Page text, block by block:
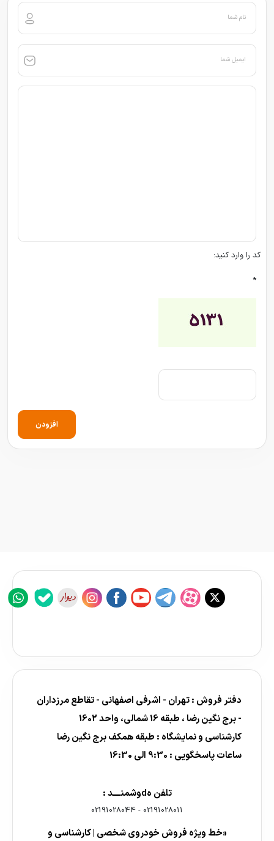
نام شما
ایمیل شما
کد را وارد کنید:
*
افزودن
دفتر فروش : تهران - اشرفی اصفهانی - تقاطع مرزداران
- برج نگین رضا ، طبقه 16 شمالی، واحد 1602
کارشناسی و نمایشگاه : طبقه همکف برج نگین رضا
ساعات پاسخگویی : 9:30 الی 16:30
تلفن هdوشمنــــد :
02191028011
-
02191028044
«خط ویژه فروش خودروی شخصی | کارشناسی و